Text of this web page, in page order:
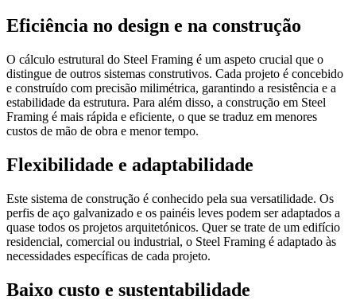
Eficiência no design e na construção
O cálculo estrutural do Steel Framing é um aspeto crucial que o
distingue de outros sistemas construtivos. Cada projeto é concebido
e construído com precisão milimétrica, garantindo a resistência e a
estabilidade da estrutura. Para além disso, a construção em Steel
Framing é mais rápida e eficiente, o que se traduz em menores
custos de mão de obra e menor tempo.
Flexibilidade e adaptabilidade
Este sistema de construção é conhecido pela sua versatilidade. Os
perfis de aço galvanizado e os painéis leves podem ser adaptados a
quase todos os projetos arquitetónicos. Quer se trate de um edifício
residencial, comercial ou industrial, o Steel Framing é adaptado às
necessidades específicas de cada projeto.
Baixo custo e sustentabilidade